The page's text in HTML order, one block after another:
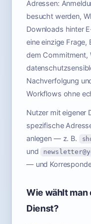
Adressen:
besucht werden,
Downloads hinter
eine einzige
dem Commitment,
Nachverfolgung
Workflows ohne
Nutzer mit eigener
spezifische
anlegen — z. B.
und
— und
Wie wählt man
Dienst?